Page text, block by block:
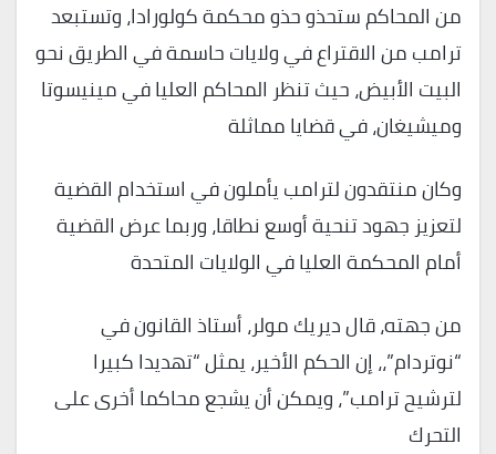
من المحاكم ستحذو حذو محكمة كولورادا، وتستبعد
ترامب من الاقتراع في ولايات حاسمة في الطريق نحو
البيت الأبيض، حيث تنظر المحاكم العليا في مينيسوتا
وميشيغان، في قضايا مماثلة
وكان منتقدون لترامب يأملون في استخدام القضية
لتعزيز جهود تنحية أوسع نطاقا، وربما عرض القضية
أمام المحكمة العليا في الولايات المتحدة
من جهته، قال ديريك مولر، أستاذ القانون في
“نوتردام”،، إن الحكم الأخير، يمثل “تهديدا كبيرا
لترشيح ترامب”، ويمكن أن يشجع محاكما أخرى على
التحرك